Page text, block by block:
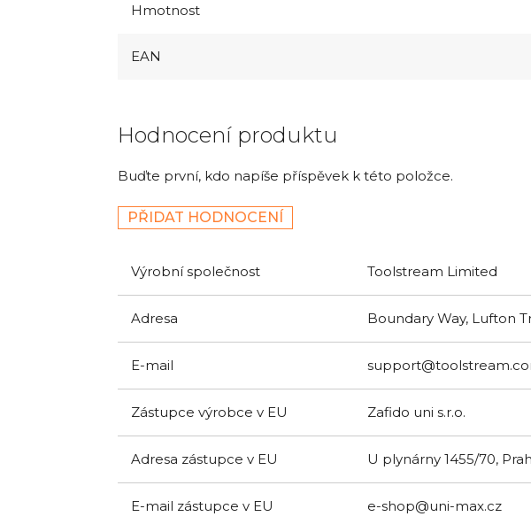
Hmotnost
EAN
Hodnocení produktu
Buďte první, kdo napíše příspěvek k této položce.
PŘIDAT HODNOCENÍ
Výrobní společnost Toolstream Limited
Adresa Boundary Way, Lufton
E-mail
Zástupce výrobce v EU Zafido uni s.r.o.
Adresa zástupce v EU U plynárny 1455/70,
E-mail zástupce v EU e-shop@uni-max.cz